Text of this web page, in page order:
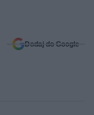
Dodaj do Google